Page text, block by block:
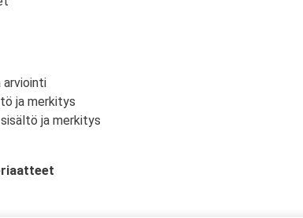
arviointi
ja merkitys
ja merkitys